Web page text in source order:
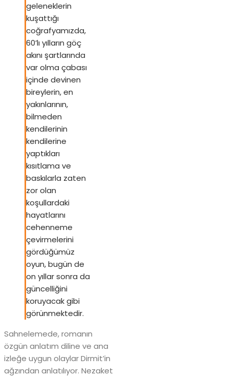
geleneklerin
kuşattığı
coğrafyamızda,
60’lı yılların göç
akını şartlarında
var olma çabası
içinde devinen
bireylerin, en
yakınlarının,
bilmeden
kendilerinin
kendilerine
yaptıkları
kısıtlama ve
baskılarla zaten
zor olan
koşullardaki
hayatlarını
cehenneme
çevirmelerini
gördüğümüz
oyun, bugün de
on yıllar sonra da
güncelliğini
koruyacak gibi
görünmektedir.
Sahnelemede, romanın
özgün anlatım diline ve ana
izleğe uygun olaylar Dirmit’in
ağzından anlatılıyor. Nezaket